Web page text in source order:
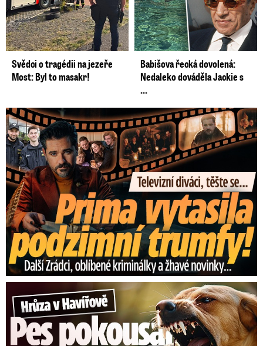
Svědci o tragédii na jezeře
Most: Byl to masakr!
Babišova řecká dovolená:
Nedaleko dováděla Jackie s
...
Prima vytasila podzimní trumfy! Další Zrádci a žhavé novinky
Hrůza v Havířově: Pes pokousal chlapečka (2) ve tváři!